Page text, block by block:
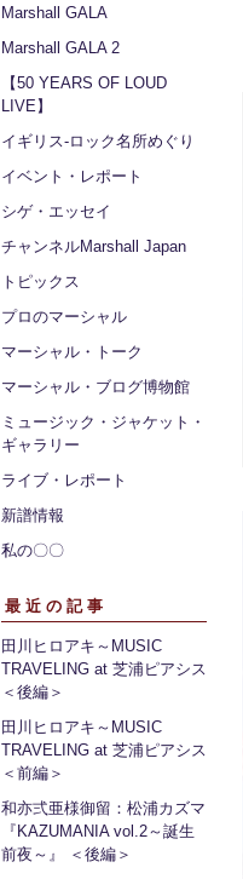
Marshall GALA
Marshall GALA 2
【50 YEARS OF LOUD
LIVE】
イギリス‐ロック名所めぐり
イベント・レポート
シゲ・エッセイ
チャンネルMarshall Japan
トピックス
プロのマーシャル
マーシャル・トーク
マーシャル・ブログ博物館
ミュージック・ジャケット・
ギャラリー
ライブ・レポート
新譜情報
私の〇〇
最近の記事
田川ヒロアキ～MUSIC
TRAVELING at 芝浦ピアシス
＜後編＞
田川ヒロアキ～MUSIC
TRAVELING at 芝浦ピアシス
＜前編＞
和亦弍亜様御留：松浦カズマ
『KAZUMANIA vol.2～誕生
前夜～』 ＜後編＞